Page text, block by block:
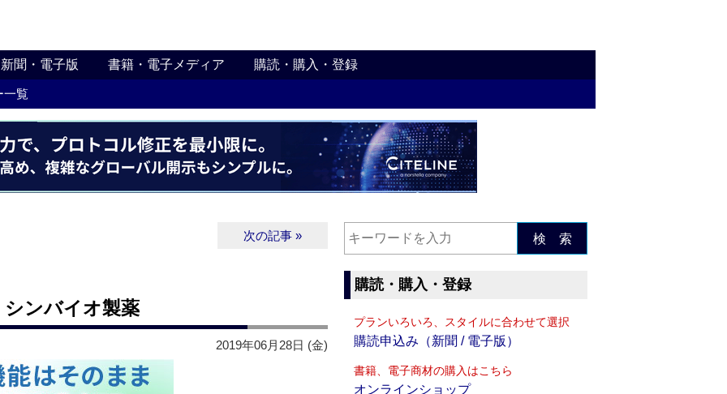
新聞・電子版 書籍・電子メディア 購読・購入・登録
一覧
次の記事 »
ンバイオ製薬
2019年06月28日 (金)
検 索
購読・購入・登録
プランいろいろ、スタイルに合わせて選択
購読申込み（新聞 / 電子版）
書籍、電子商材の購入はこちら
オンラインショップ